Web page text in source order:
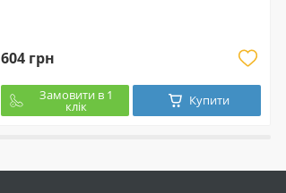
604 грн
Замовити в 1
клік Купити